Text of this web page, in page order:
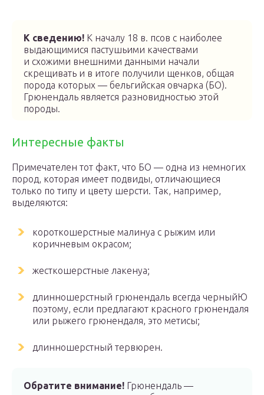
К сведению! К началу 18 в. псов с наиболее
выдающимися пастушьими качествами
и схожими внешними данными начали
скрещивать и в итоге получили щенков, общая
порода которых — бельгийская овчарка (БО).
Грюнендаль является разновидностью этой
породы.
Интересные факты
Примечателен тот факт, что БО — одна из немногих
пород, которая имеет подвиды, отличающиеся
только по типу и цвету шерсти. Так, например,
выделяются:
короткошерстные малинуа с рыжим или
коричневым окрасом;
жесткошерстные лакенуа;
длинношерстный грюнендаль всегда черныйЮ
поэтому, если предлагают красного грюнендаля
или рыжего грюнендаля, это метисы;
длинношерстный тервюрен.
Обратите внимание! Грюнендаль —